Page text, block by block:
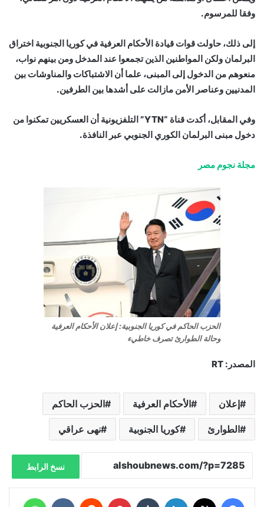
وفقا للمرسوم.
إلى ذلك، حاولت قوات قيادة الأحكام العرفية في كوريا الجنوبية اختراق
البرلمان ولكن المواطنين الذين تجمعوا عند المدخل ومن بينهم نواب،
منعوهم من الدخول إلى المبنى، علما أن الاشتباكات والمناوشات بين
المدنيين وعناصر الأمن مازالت على أشدها بين الطرفين.
وفي المقابل، أكدت قناة “YTN” التلفزيونية أن العسكريين تمكنوا من
دخول مبنى البرلمان الكوري الجنوبي عبر النافذة.
مجلة نجوم مصر
الحزب الحاكم في كوريا الجنوبية: إعلان الأحكام العرفية
وحالة الطوارئ تصرف خاطيء
المصدر: RT
إعلان الأحكام العرفية الحزب الحاكم
الطوارئ كوريا الجنوبية نهى عراقي
نسخ الرابط